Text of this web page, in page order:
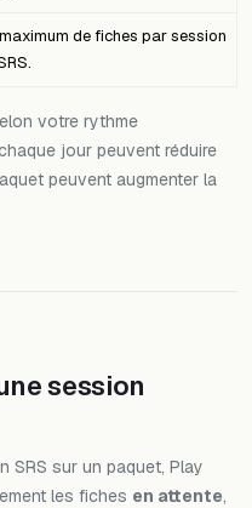
de fiches par session
votre rythme
jour peuvent réduire
peuvent augmenter la
session
SRS sur un paquet, Play
les fiches en attente,